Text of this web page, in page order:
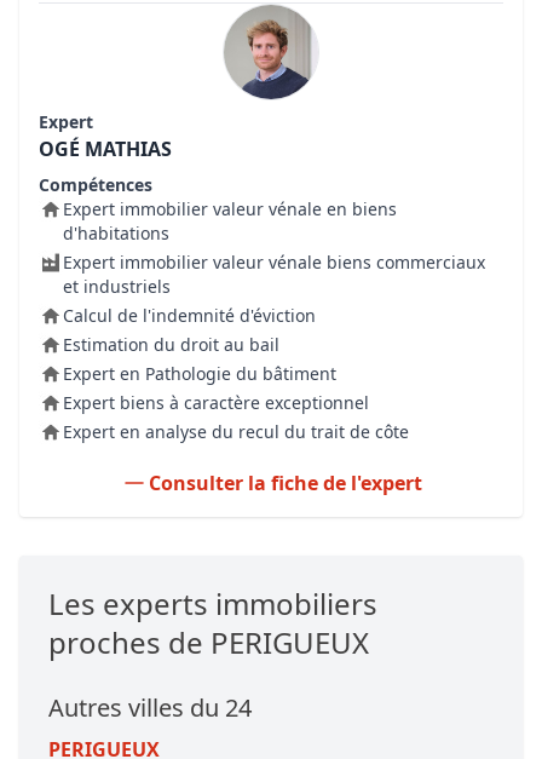
Expert
OGÉ MATHIAS
Compétences
Expert immobilier valeur vénale en biens
d'habitations
Expert immobilier valeur vénale biens commerciaux
et industriels
Calcul de l'indemnité d'éviction
Estimation du droit au bail
Expert en Pathologie du bâtiment
Expert biens à caractère exceptionnel
Expert en analyse du recul du trait de côte
Consulter la fiche de l'expert
Les experts immobiliers
proches de PERIGUEUX
Autres villes du 24
PERIGUEUX